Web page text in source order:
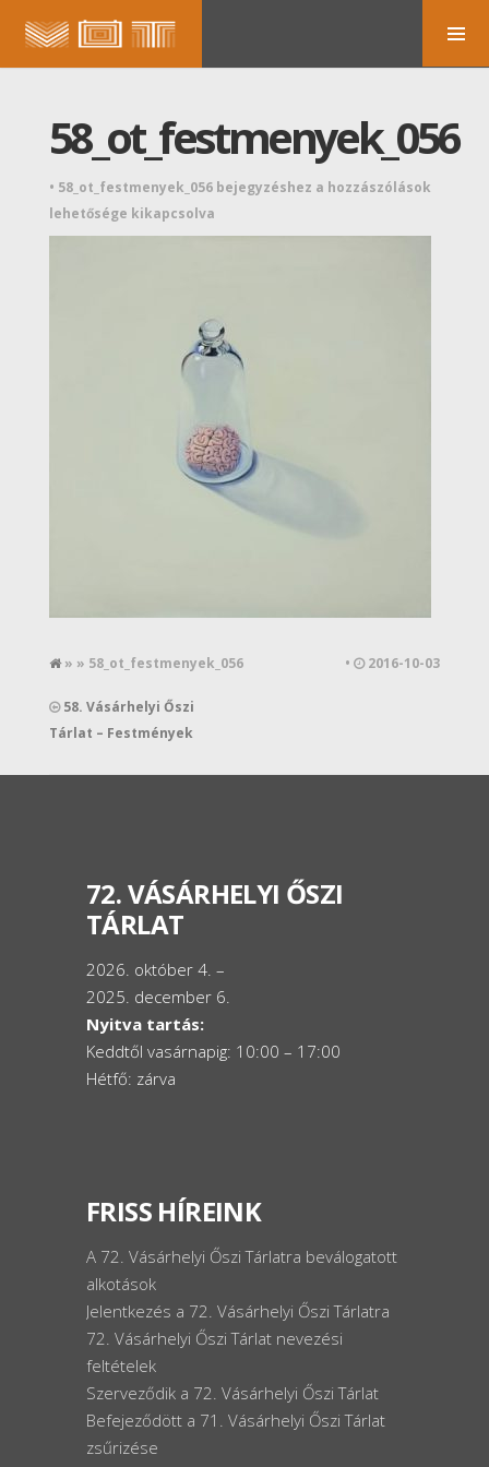
58_ot_festmenyek_056
• 58_ot_festmenyek_056 bejegyzéshez a hozzászólások
lehetősége kikapcsolva
» » 58_ot_festmenyek_056 • 2016-10-03
58. Vásárhelyi Őszi
Tárlat – Festmények
72. VÁSÁRHELYI ŐSZI
TÁRLAT
2026. október 4. –
2025. december 6.
Nyitva tartás:
Keddtől vasárnapig: 10:00 – 17:00
Hétfő: zárva
FRISS HÍREINK
A 72. Vásárhelyi Őszi Tárlatra beválogatott
alkotások
Jelentkezés a 72. Vásárhelyi Őszi Tárlatra
72. Vásárhelyi Őszi Tárlat nevezési
feltételek
Szerveződik a 72. Vásárhelyi Őszi Tárlat
Befejeződött a 71. Vásárhelyi Őszi Tárlat
zsűrizése